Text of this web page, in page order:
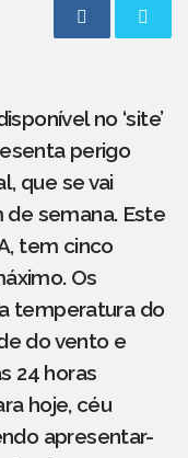
no ‘site’
perigo
que se vai
semana. Este
tem cinco
Os
temperatura do
do vento e
24 horas
hoje, céu
apresentar-